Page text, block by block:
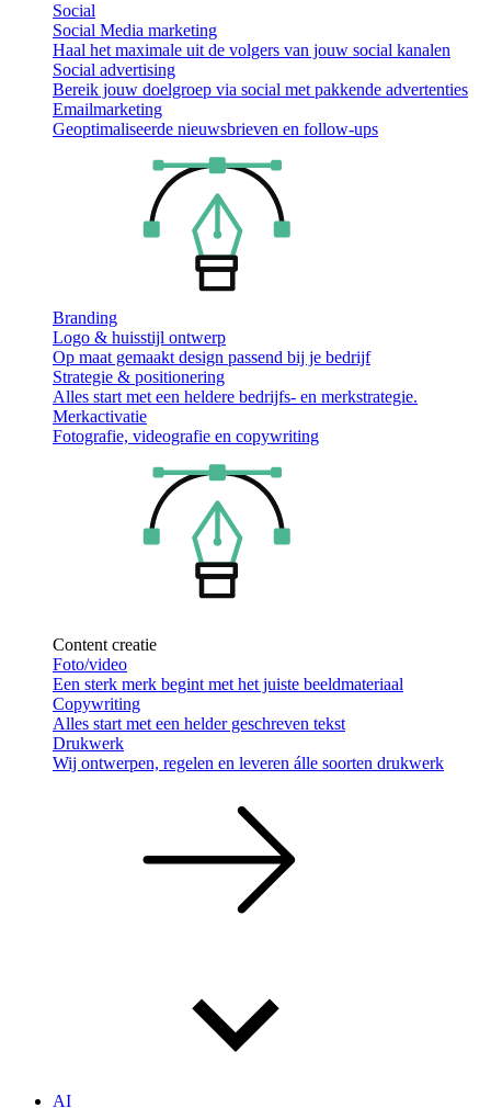
Social
Social Media marketing
Haal het maximale uit de volgers van jouw social kanalen
Social advertising
Bereik jouw doelgroep via social met pakkende advertenties
Emailmarketing
Geoptimaliseerde nieuwsbrieven en follow-ups
Branding
Logo & huisstijl ontwerp
Op maat gemaakt design passend bij je bedrijf
Strategie & positionering
Alles start met een heldere bedrijfs- en merkstrategie.
Merkactivatie
Fotografie, videografie en copywriting
Content creatie
Foto/video
Een sterk merk begint met het juiste beeldmateriaal
Copywriting
Alles start met een helder geschreven tekst
Drukwerk
Wij ontwerpen, regelen en leveren álle soorten drukwerk
AI